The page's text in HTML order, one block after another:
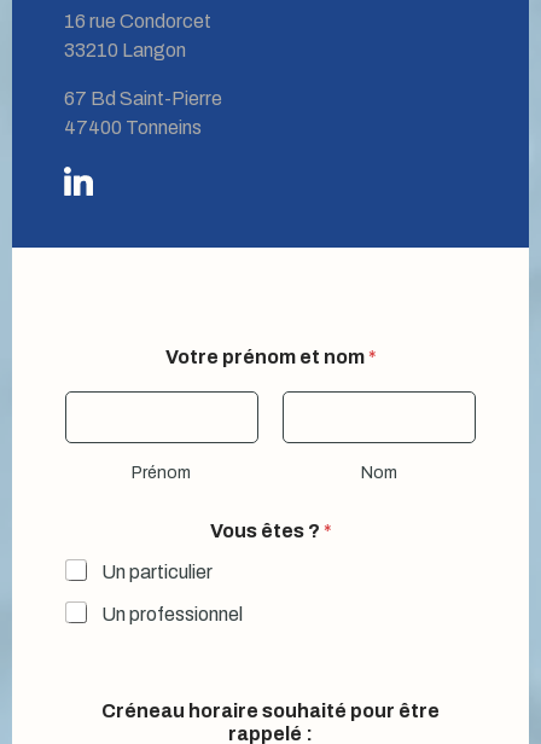
16 rue Condorcet
33210 Langon
67 Bd Saint-Pierre
47400 Tonneins
Votre prénom et nom *
Prénom Nom
Vous êtes ? *
Un particulier
Un professionnel
Créneau horaire souhaité pour être
rappelé :